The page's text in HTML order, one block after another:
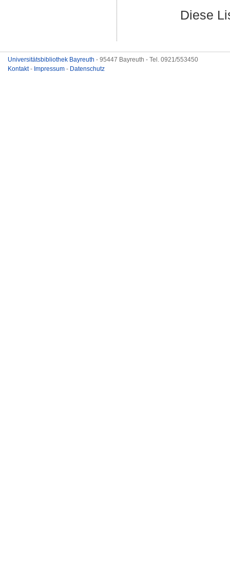
Diese
Universitätsbibliothek Bayreuth - 95447 Bayreuth - Tel. 0921/553450
Kontakt- Impressum - Datenschutz